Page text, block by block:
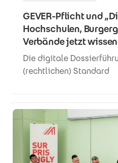
GEVER-Pflicht und
Hochschulen,
Verbände jetzt
Die digitale
(rechtlichen) Standard